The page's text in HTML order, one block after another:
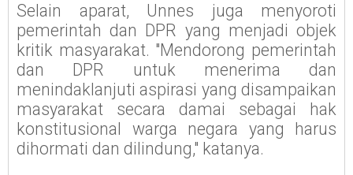
Selain aparat, Unnes juga menyoroti
pemerintah dan DPR yang menjadi objek
kritik masyarakat. "Mendorong pemerintah
dan DPR untuk menerima dan
menindaklanjuti aspirasi yang disampaikan
masyarakat secara damai sebagai hak
konstitusional warga negara yang harus
dihormati dan dilindung," katanya.